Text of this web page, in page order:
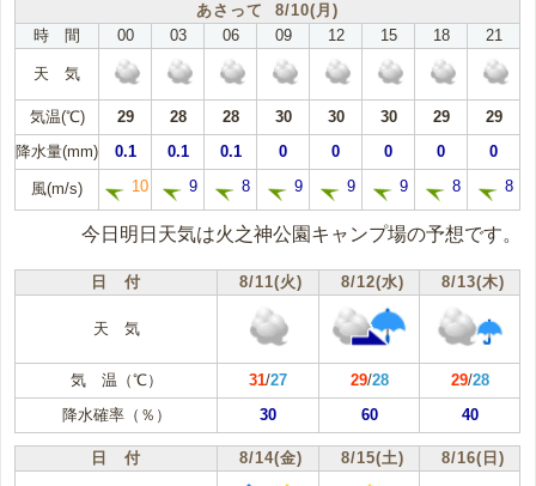
あさって 8/10(月)
時 間
00 03 06 09 12 15 18 21
天 気
気温(℃) 29 28 28 30 30 30 29
29
降水量(mm)
0.1 0.1 0.1 0 0 0 0 0
風(m/s) 10 9 8 9 9 9 8 8
今日明日天気は火之神公園キャンプ場の予想です。
日 付 8/11(火) 8/12(水) 8/13(木)
天 気
気 温（℃） 31/27 29/28 29/28
降水確率（％）
30 60 40
日 付 8/14(金) 8/15(土) 8/16(日)